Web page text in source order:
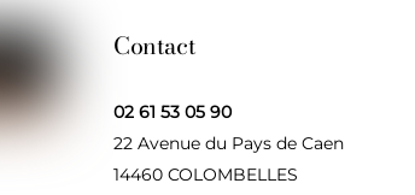
Contact
02 61 53 05 90
22 Avenue du Pays de Caen
14460 COLOMBELLES